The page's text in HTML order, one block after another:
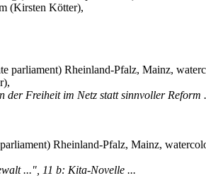
(Kirsten Kötter),
Freiheit im Netz statt sinnvoller Reform
...", 11 b: Kita-Novelle ...